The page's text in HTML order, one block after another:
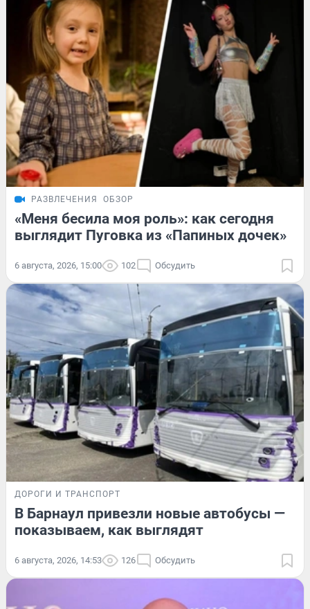
РАЗВЛЕЧЕНИЯ ОБЗОР
«Меня бесила моя роль»: как сегодня
выглядит Пуговка из «Папиных дочек»
6 августа, 2026, 15:00 102 Обсудить
ДОРОГИ И ТРАНСПОРТ
В Барнаул привезли новые автобусы —
показываем, как выглядят
6 августа, 2026, 14:53 126 Обсудить